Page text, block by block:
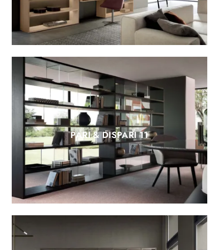
PARI & DISPARI 11